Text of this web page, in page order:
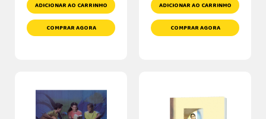
ADICIONAR AO CARRINHO
COMPRAR AGORA
ADICIONAR AO CARRINHO
COMPRAR AGORA